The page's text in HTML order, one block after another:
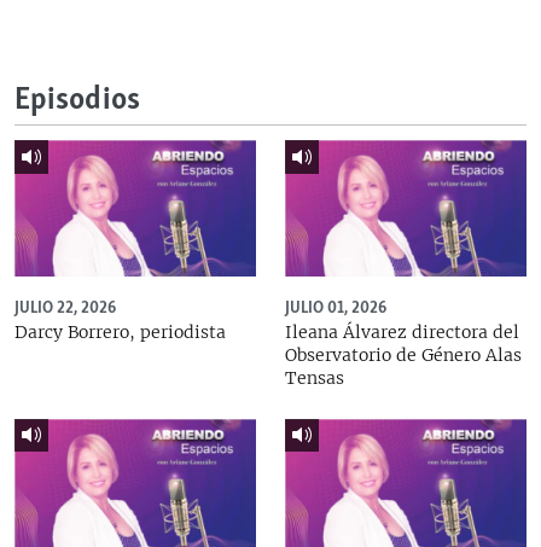
LA INVASIÓN DE RUSIA A UCRANIA
Episodios
JULIO 22, 2026
Darcy Borrero, periodista
JULIO 01, 2026
Ileana Álvarez directora del
Observatorio de Género Alas
Tensas